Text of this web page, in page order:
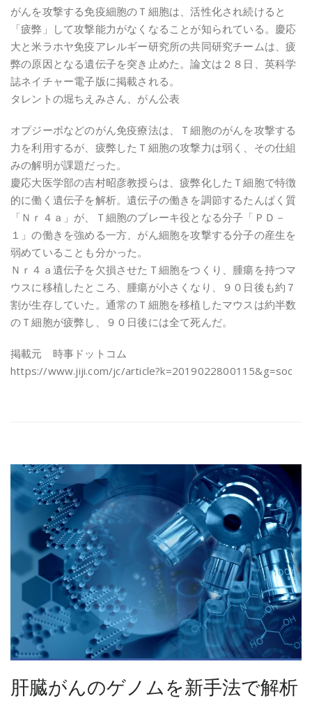
がんを攻撃する免疫細胞のＴ細胞は、活性化され続けると
「疲弊」して攻撃能力がなくなることが知られている。慶応
大と米ラホヤ免疫アレルギー研究所の共同研究チームは、疲
弊の原因となる遺伝子を突き止めた。論文は２８日、英科学
誌ネイチャー電子版に掲載される。
タレントの堀ちえみさん、がん公表
オプジーボなどのがん免疫療法は、Ｔ細胞のがんを攻撃する
力を利用するが、疲弊したＴ細胞の攻撃力は弱く、その仕組
みの解明が課題だった。
慶応大医学部の吉村昭彦教授らは、疲弊化したＴ細胞で特徴
的に働く遺伝子を解析。遺伝子の働きを調節するたんぱく質
「Ｎｒ４ａ」が、Ｔ細胞のブレーキ役となる分子「ＰＤ－
１」の働きを強める一方、がん細胞を攻撃する分子の産生を
弱めていることも分かった。
Ｎｒ４ａ遺伝子を欠損させたＴ細胞をつくり、腫瘍を持つマ
ウスに移植したところ、腫瘍が小さくなり、９０日後も約７
割が生存していた。通常のＴ細胞を移植したマウスは約半数
のＴ細胞が疲弊し、９０日後には全て死んだ。
掲載元 時事ドットコム
https://www.jiji.com/jc/article?k=2019022800115&g=soc
肝臓がんのゲノムを新手法で解析